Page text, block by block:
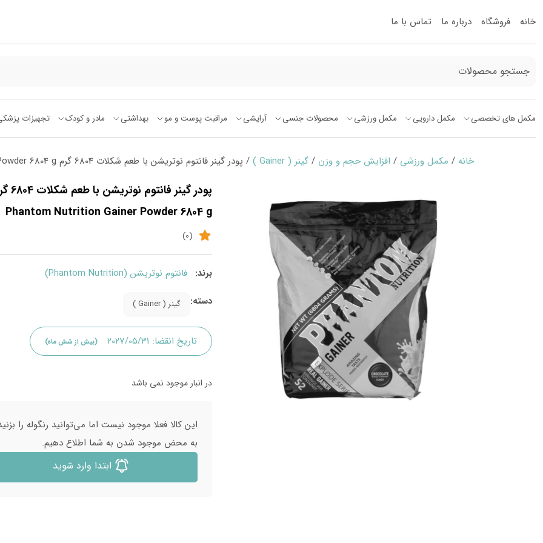
خانه فروشگاه درباره ما تماس با ما
مکمل های تخصصی مکمل دارویی مکمل ورزشی محصولات جنسی آرایشی مراقبت پوست و مو بهداشتی مادر و کودک تجهیزات
خانه / مکمل ورزشی / افزایش حجم و وزن / گینر ( Gainer ) / پودر گینر فانتوم نوتریشن با طعم شکلات 6804 گرم Phantom Nutrition Gainer Powder 6804 g
پودر گینر
Phantom Nutrition Gainer Powder 6804 g
(0)
برند: فانتوم نوتریشن (Phantom Nutrition)
دسته:
گینر ( Gainer )
تاریخ انقضا: 2027/05/31 (بیش از شش ماه)
در انبار موجود نمی باشد
این کالا فعلا موجود نیست اما می‌توانید رنگوله را
به محض موجود شدن به شما اطلاع دهیم.
ابتدا وارد شوید